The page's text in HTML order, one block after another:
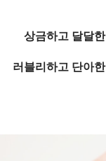
상금하고 달달
러블리하고 단아